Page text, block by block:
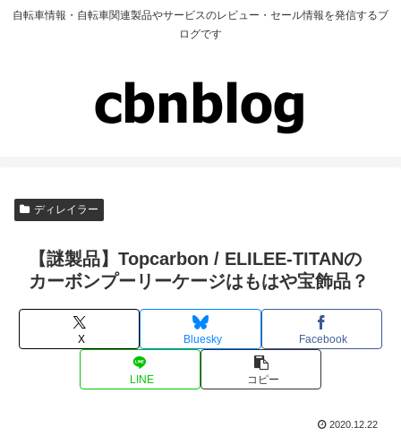
自転車情報・自転車関連製品やサービスのレビュー・セール情報を発信するブ
ログです
ディレイラー
【謎製品】Topcarbon / ELILEE-TITANの
カーボンプーリーケージはもはや宝飾品？
X Bluesky Facebook
LINE コピー
2020.12.22